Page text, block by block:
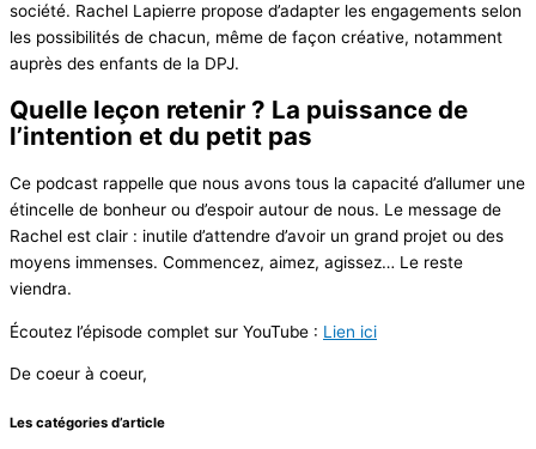
société. Rachel Lapierre propose d’adapter les engagements selon
les possibilités de chacun, même de façon créative, notamment
auprès des enfants de la DPJ.
Quelle leçon retenir ? La puissance de
l’intention et du petit pas
Ce podcast rappelle que nous avons tous la capacité d’allumer une
étincelle de bonheur ou d’espoir autour de nous. Le message de
Rachel est clair : inutile d’attendre d’avoir un grand projet ou des
moyens immenses. Commencez, aimez, agissez… Le reste
viendra.
Écoutez l’épisode complet sur YouTube : Lien ici
De coeur à coeur,
Les catégories d’article